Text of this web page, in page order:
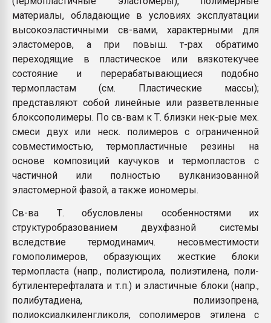
бутылок
ПЕРЕЙТИ НА
материалы, обладающие в условиях эксплуатации
высокоэластичными св-вами, характерными для
эластомеров, а при повыш. т-рах обратимо
переходящие в пластическое или вязкотекучее
состояние и перерабатывающиеся подобно
термопластам (см. Пластические массы);
представляют собой линейные или разветвленные
блоксополимеры. По св-вам к Т. близки нек-рые мех.
смеси двух или неск. полимеров с ограниченной
совместимостью, термопластичные резины на
основе композиций каучуков и термопластов с
частичной или полностью вулканизованной
эластомерной фазой, а также иономеры.
Св-ва Т. обусловлены особенностями их
структуробразованием двухфазной системы
вследствие термодинамич. несовместимости
гомополимеров, образующих жесткие блоки
термопласта (напр., полистирола, полиэтилена, поли-
бутилентерефталата и т.п.) и эластичные блоки (напр.,
полибутадиена, полиизопрена,
полиоксиалкиленгликоля, сополимеров этилена с